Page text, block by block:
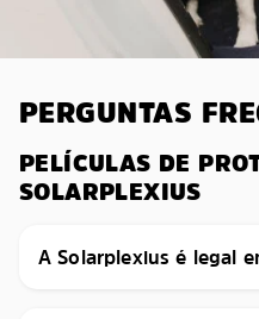
PERGUNTAS
PELÍCULAS DE
SOLARPLEXIUS
A Solarplexius é legal